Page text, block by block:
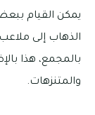
الذهاب إلى
بالمجمع، هذا
والمتنزهات.